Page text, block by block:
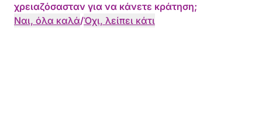
χρειαζόσασταν για να κάνετε κράτηση;
Ναι, όλα καλά/Όχι, λείπει κάτι